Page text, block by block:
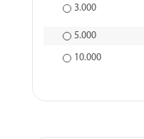
3.000
5.000
10.000